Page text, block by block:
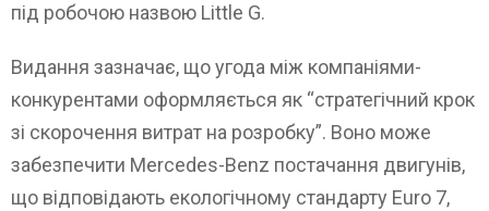
під робочою назвою Little G.
Видання зазначає, що угода між компаніями-
конкурентами оформляється як “стратегічний крок
зі скорочення витрат на розробку”. Воно може
забезпечити Mercedes-Benz постачання двигунів,
що відповідають екологічному стандарту Euro 7,